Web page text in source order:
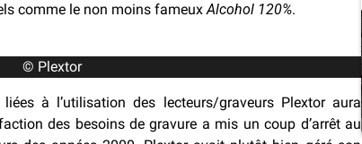
comme le non moins fameuxAlcohol 120%.
© Plextor
à l’utilisation des lecteurs/graveurs Plextor aura
des besoins de gravure a mis un coup d’arrêt au